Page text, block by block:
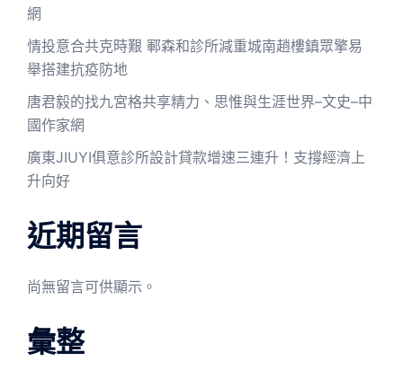
網
情投意合共克時艱 鄆森和診所減重城南趙樓鎮眾擎易
舉搭建抗疫防地
唐君毅的找九宮格共享精力、思惟與生涯世界–文史–中
國作家網
廣東JIUYI俱意診所設計貸款增速三連升！支撐經濟上
升向好
近期留言
尚無留言可供顯示。
彙整